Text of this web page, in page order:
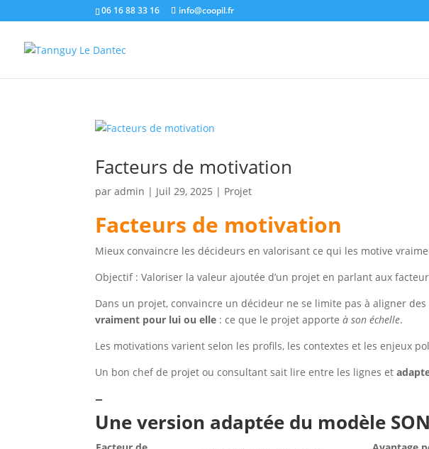
06 16 88 33 16 info@coopil.fr
Facteurs de motivation
paradmin | Juil 29, 2025 | Projet
Facteurs de motivation
Mieux convaincre les décideurs en valorisant ce qui les motive
Objectif : Valoriser la valeur ajoutée d’un projet en parlant aux
Dans un projet, convaincre un décideur ne se limite pas à aligner
vraiment pour lui ou elle : ce que le projet apporteà son échelle.
Les motivations varient selon les profils, les contextes et les enjeux
Un bon chef de projet ou consultant sait lire entre les lignes et
–
Une version adaptée du modèle